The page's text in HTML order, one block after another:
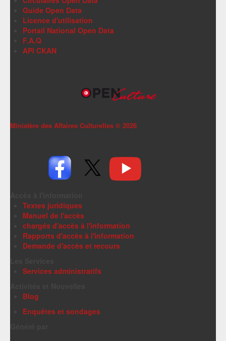
Guide Open Data
Licence d'utilisation
Portail National Open Data
F.A.Q
API CKAN
Ministère des Affaires Culturelles © 2026
Textes juridiques
Manuel de l'accès
chargés d'accès à l'information
Rapports d'accès à l'information
Demande d'accès et recours
Services administratifs
Blog
Enquêtes et sondages